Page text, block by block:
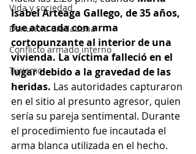
Vida y sociedad
Denuncia Ciudadana
Conflicto armado interno
Turismo
Isabel Arteaga Gallego, de 35 años,
fue atacada con arma
cortopunzante al interior de una
vivienda. La víctima falleció en el
lugar debido a la gravedad de las
heridas. Las autoridades capturaron
en el sitio al presunto agresor, quien
sería su pareja sentimental. Durante
el procedimiento fue incautada el
arma blanca utilizada en el hecho.